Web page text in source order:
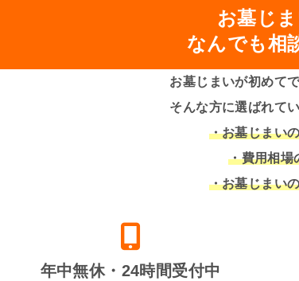
お墓じ
なんでも相
お墓じまいが初めて
そんな方に選ばれて
・お墓じまい
・費用相場
・お墓じまい
年中無休・24時間受付中